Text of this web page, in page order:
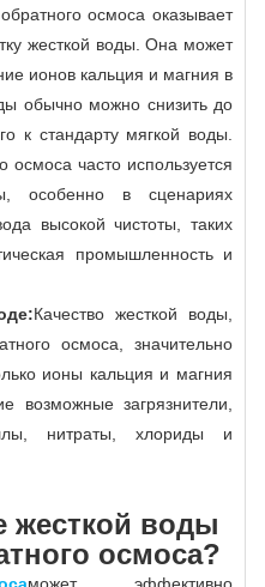
осмоса оказывает
жесткой воды. Она может
ионов кальция и магния в
обычно можно снизить до
к стандарту мягкой воды.
осмоса часто используется
особенно в сценариях
высокой чистоты, таких
промышленность и
Качество жесткой воды,
осмоса, значительно
ионы кальция и магния
возможные загрязнители,
нитраты, хлориды и
жесткой воды
осмоса?